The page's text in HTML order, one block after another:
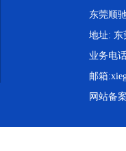
东莞顺
地址: 东
业务电
邮箱
网站备